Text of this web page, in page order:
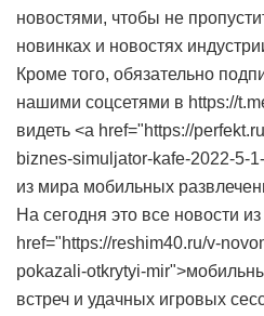
новостями, чтобы не
новинках и новостях
Кроме того, обязательно
нашими соцсетями в https://
видеть <a href="https://
biznes-simuljator-kafe-2022-5-
из мира мобильных
На сегодня это все новости
href="https://reshim40.ru/v-
pokazali-otkrytyi-
встреч и удачных игровых